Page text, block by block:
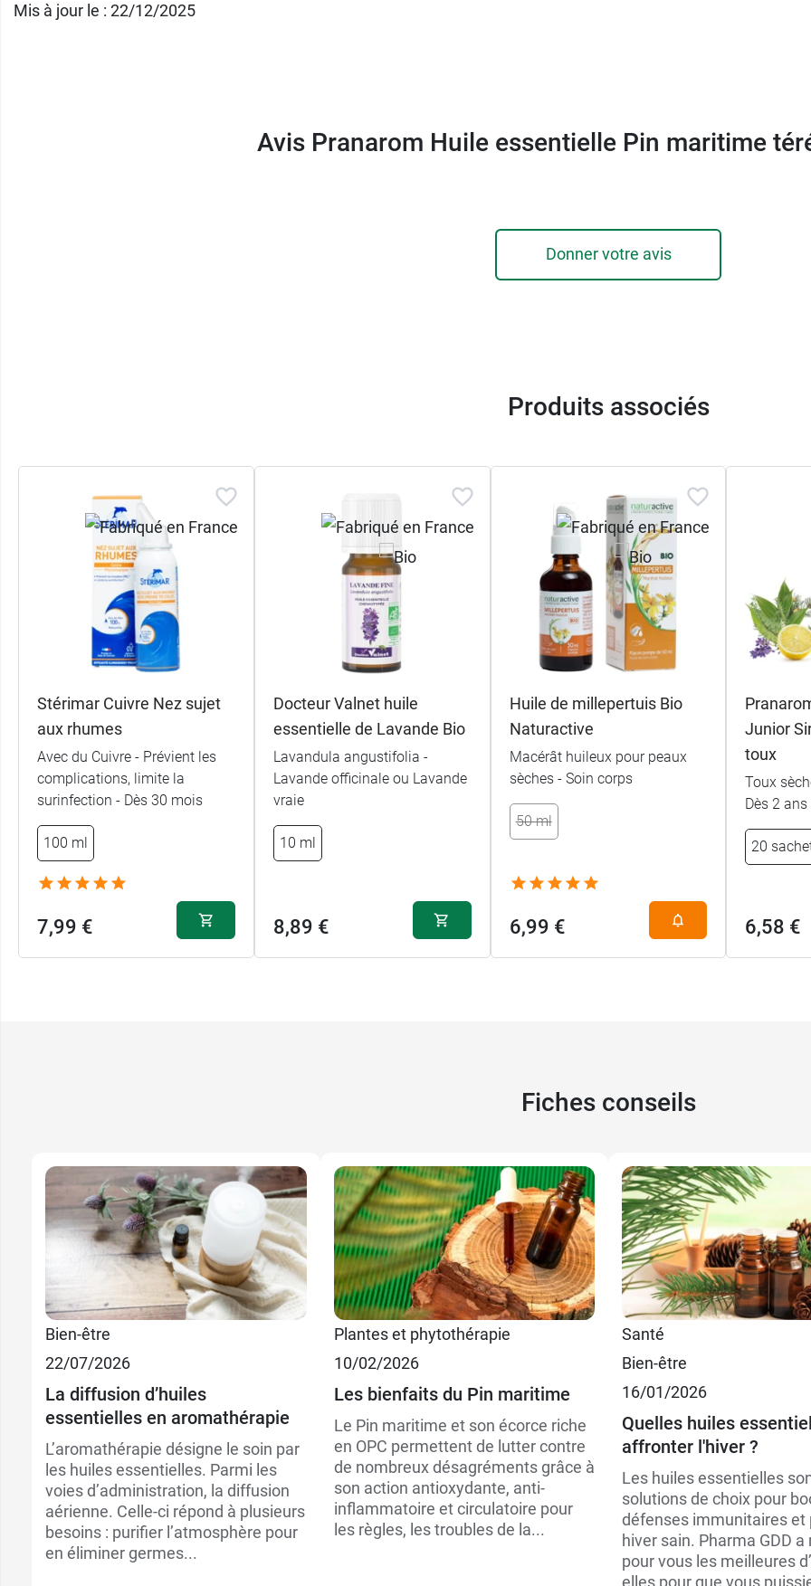
Mis à jour le : 22/12/2025
Avis Pranarom Huile essentielle Pin maritime
Donner votre avis
Produits associés
Stérimar Cuivre Nez sujet
aux rhumes
Avec du Cuivre - Prévient les
complications, limite la
surinfection - Dès 30 mois
100 ml
7,99 €
Docteur Valnet huile
essentielle de Lavande Bio
Lavandula angustifolia -
Lavande officinale ou Lavande
vraie
10 ml
8,89 €
Huile de millepertuis Bio
Naturactive
Macérât huileux pour peaux
sèches - Soin corps
50 ml
6,99 €
Junior
toux
Toux
Dès 2 ans
20
6,58 €
Fiches conseils
Bien-être
22/07/2026
La diffusion d’huiles
essentielles en aromathérapie
L’aromathérapie désigne le soin par
les huiles essentielles. Parmi les
voies d’administration, la diffusion
aérienne. Celle-ci répond à plusieurs
besoins : purifier l’atmosphère pour
en éliminer germes...
Plantes et phytothérapie
10/02/2026
Les bienfaits du Pin maritime
Le Pin maritime et son écorce riche
en OPC permettent de lutter contre
de nombreux désagréments grâce à
son action antioxydante, anti-
inflammatoire et circulatoire pour
les règles, les troubles de la...
Santé
Bien-être
16/01/2026
Quelles huiles
affronter l'hiver ?
Les huiles essentielles
solutions de choix pour
défenses immunitaires et
hiver sain. Pharma GDD
pour vous les meilleures